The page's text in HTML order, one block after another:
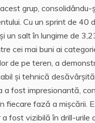
grup, consolidându-
Cu un sprint de 40
un salt în lungime de
cei mai buni ai
de pe teren, a
și tehnică desăvârșită.
a fost impresionantă,
fiecare fază a mișcării.
fost vizibilă în drill-urile